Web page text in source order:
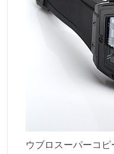
ウブロスーパーコ